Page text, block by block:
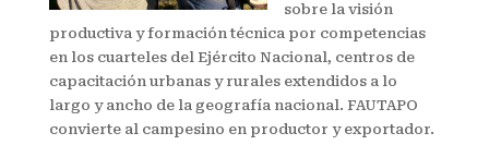
sobre la visión
productiva y formación técnica por competencias
en los cuarteles del Ejército Nacional, centros de
capacitación urbanas y rurales extendidos a lo
largo y ancho de la geografía nacional. FAUTAPO
convierte al campesino en productor y exportador.